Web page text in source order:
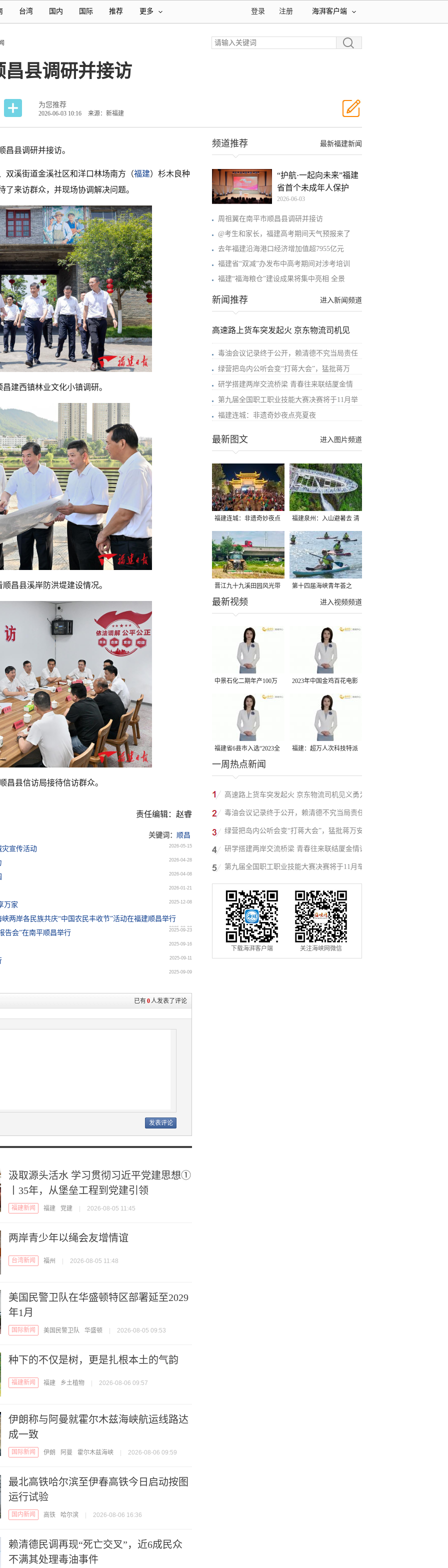
台湾 国内 国际 推荐 更多 海湃客户端
注册
登录
县调研并接访
为您推荐
2026-06-03 10:16 来源：新福建
昌县调研并接访。
双溪街道金溪社区和洋口林场南方（福建）杉木良种
来访群众，并现场协调解决问题。
建西镇林业文化小镇调研。
昌县溪岸防洪堤建设情况。
昌县信访局接待信访群众。
责任编辑：赵睿
关键词： 顺昌
灾宣传活动
2026-05-15
2026-04-28
2026-04-08
2026-01-21
万家 2025-12-08
两岸各民族共庆“中国农民丰收节”活动在福建顺昌举行
2025-09-23
告会”在南平顺昌举行 2025-09-23
2025-09-16
2025-09-11
2025-09-09
已有0人发表了评论
汲取源头活水 学习贯彻习近平党建思想①
丨35年，从堡垒工程到党建引领
福建新闻 福建 党建 2026-08-05 11:45
两岸青少年以绳会友增情谊
台湾新闻 福州 2026-08-05 11:48
美国民警卫队在华盛顿特区部署延至2029
年1月
国际新闻 美国民警卫队 华盛顿 2026-08-05 09:53
种下的不仅是树，更是扎根本土的气韵
福建新闻 福建 乡土植物 2026-08-06 09:57
伊朗称与阿曼就霍尔木兹海峡航运线路达
成一致
国际新闻 伊朗 阿曼 霍尔木兹海峡 2026-08-06 09:59
最北高铁哈尔滨至伊春高铁今日启动按图
运行试验
国内新闻 高铁 哈尔滨 2026-08-06 16:36
赖清德民调再现“死亡交叉”，近6成民众
不满其处理毒油事件
最新福建新闻
频道推荐
“护航·一起向未来”福建
省首个未成年人保护
2026-06-03
周祖翼在南平市顺昌县调研并接访
@考生和家长，福建高考期间天气预报来了
去年福建沿海港口经济增加值超7955亿元
福建省“双减”办发布中高考期间对涉考培训
福建“福海粮仓”建设成果将集中亮相 全景
进入新闻频道
新闻推荐
高速路上货车突发起火 京东物流司机见
毒油会议记录终于公开，赖清德不究当局责任
绿营把岛内公听会变“打蒋大会”，猛批蒋万
研学搭建两岸交流桥梁 青春往来联结厦金情
第九届全国职工职业技能大赛决赛将于11月举
福建连城：非遗奇妙夜点亮夏夜
进入图片频道
最新图文
福建连城：非遗奇妙夜点
亮夏夜
福建泉州：入山避暑去 清
凉好惬意
晋江九十九溪田园风光带
千亩早稻迎来成熟收割季
第十四届海峡青年荟之
2026榕台青年大学生水上
进入视频频道
最新视频
中景石化二期年产100万
吨丙烷脱氢项目建成中交
2023年中国金鸡百花电影
节有福电影巡展31日启动
福建省6县市入选“2023全
国县域发展潜力百强县”
福建：超万人次科技特派
一周热点新闻
高速路上货车突发起火 京东物流司机见义勇为
施救挽回损失
毒油会议记录终于公开，赖清德不究当局责任
反甩锅卢秀燕，蓝营点名责任官员要求撤职下
绿营把岛内公听会变“打蒋大会”，猛批蒋万安
废除监察机构主张，遭蓝营搬出蔡英文、赖清
研学搭建两岸交流桥梁 青春往来联结厦金情谊
第九届全国职工职业技能大赛决赛将于11月举
行
下载海湃客户端 关注海峡网微信